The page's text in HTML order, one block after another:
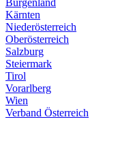
Burgenland
Kärnten
Niederösterreich
Oberösterreich
Salzburg
Steiermark
Tirol
Vorarlberg
Wien
Verband Österreich